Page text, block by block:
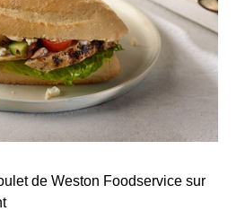
de Weston Foodservice sur